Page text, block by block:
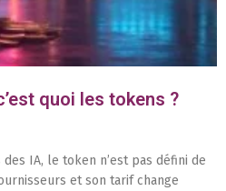
quoi les tokens ?
IA, le token n’est pas défini de
et son tarif change